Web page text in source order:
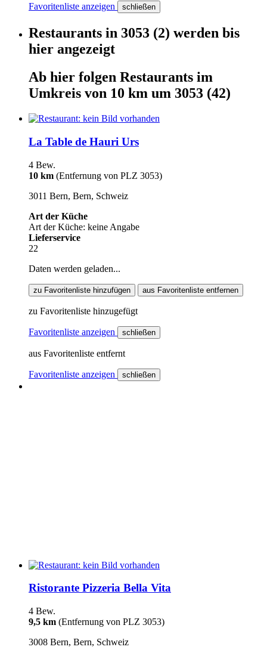
Favoritenliste anzeigen schließen
Restaurants in 3053 (2) werden bis
hier angezeigt
Ab hier folgen Restaurants im
Umkreis von 10 km um 3053 (42)
La Table de Hauri Urs
4 Bew.
10 km (Entfernung von PLZ 3053)
3011 Bern, Bern, Schweiz
Art der Küche
Art der Küche: keine Angabe
Lieferservice
22
Daten werden geladen...
zu Favoritenliste hinzufügen aus Favoritenliste entfernen
zu Favoritenliste hinzugefügt
Favoritenliste anzeigen schließen
aus Favoritenliste entfernt
Favoritenliste anzeigen schließen
Ristorante Pizzeria Bella Vita
4 Bew.
9,5 km (Entfernung von PLZ 3053)
3008 Bern, Bern, Schweiz